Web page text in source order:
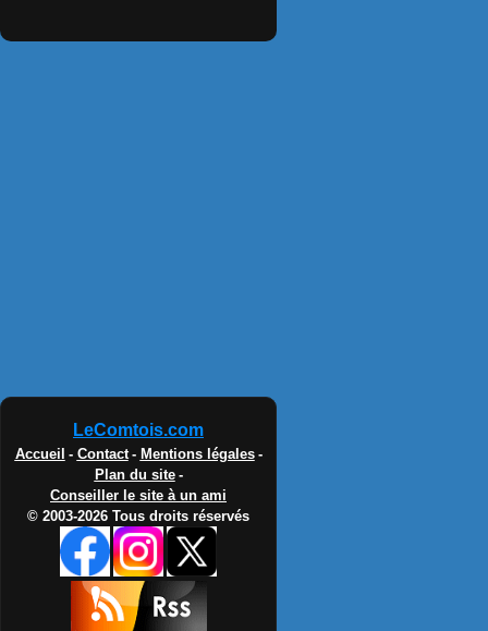
LeComtois.com
Accueil - Contact - Mentions légales -
Plan du site -
Conseiller le site à un ami
© 2003-2026 Tous droits réservés